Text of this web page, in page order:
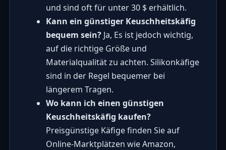
und sind oft für unter 30 $ erhältlich.
Kann ein günstiger Keuschheitskäfig
bequem sein?Ja, Es ist jedoch wichtig,
auf die richtige Größe und
Materialqualität zu achten. Silikonkäfige
sind in der Regel bequemer bei
längerem Tragen.
Wo kann ich einen günstigen
Keuschheitskäfig kaufen?
Preisgünstige Käfige finden Sie auf
Online-Marktplätzen wie Amazon,